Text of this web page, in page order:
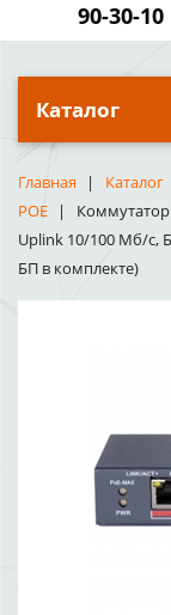
90-30-10
Каталог
Главная Каталог
POE
Коммутатор
Uplink 10/100 Мб/с,
БП в комплекте)